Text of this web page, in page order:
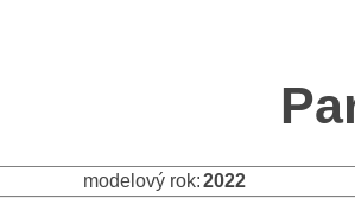
modelový rok:2022